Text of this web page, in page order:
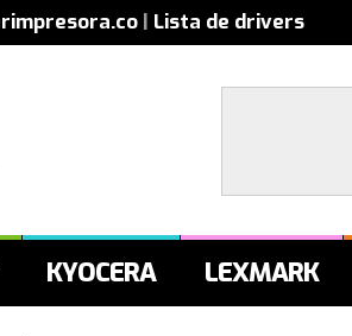
| Lista de drivers
KYOCERA LEXMARK